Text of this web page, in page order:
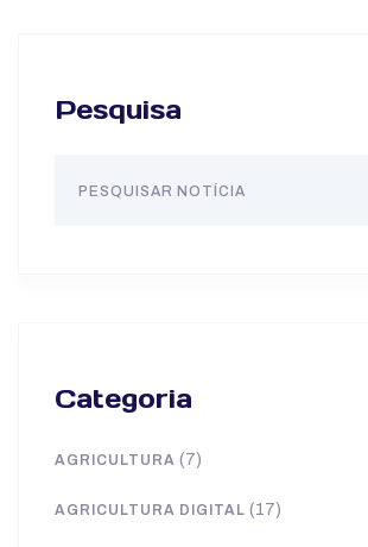
Pesquisa
Categoria
AGRICULTURA (7)
AGRICULTURA DIGITAL (17)